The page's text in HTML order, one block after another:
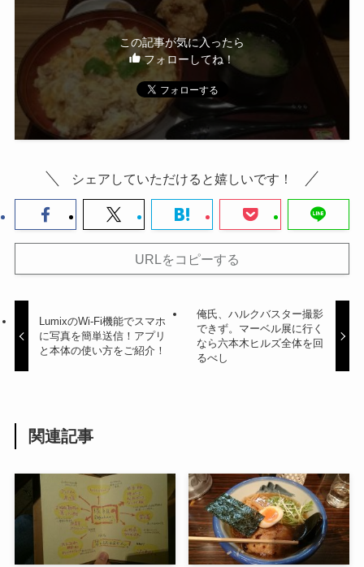
この記事が気に入ったら
フォローしてね！
シェアしていただけると嬉しいです！
URLをコピーする
LumixのWi-Fi機能でスマホ
に写真を簡単送信！アプリ
と本体の使い方をご紹介！
俺氏、ハルクバスター撮影
できず。マーベル展に行く
なら六本木ヒルズ全体を回
るべし
関連記事